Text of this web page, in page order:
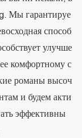
Мы гарантируе
способ
улучше
комфортному с
романы высоч
и будем акти
эффективны